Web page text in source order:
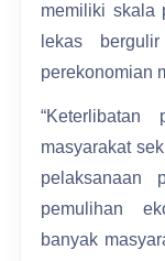
memiliki skala
lekas
perekonomian
“Keterlibatan
masyarakat
pelaksanaan
pemulihan
banyak